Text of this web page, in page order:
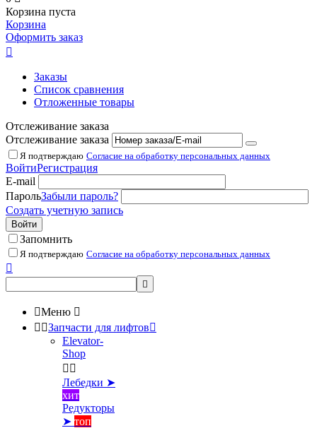
Корзина пуста
Корзина
Оформить заказ

Заказы
Список сравнения
Отложенные товары
Отслеживание заказа
Отслеживание заказа
Я подтверждаю Согласие на обработку персональных данных
ВойтиРегистрация
E-mail
ПарольЗабыли пароль?
Создать учетную запись
Войти
Запомнить
Я подтверждаю Согласие на обработку персональных данных


Меню 
 Запчасти для лифтов
Elevator-
Shop
 
Лебедки ➤
хит
Редукторы
➤ топ